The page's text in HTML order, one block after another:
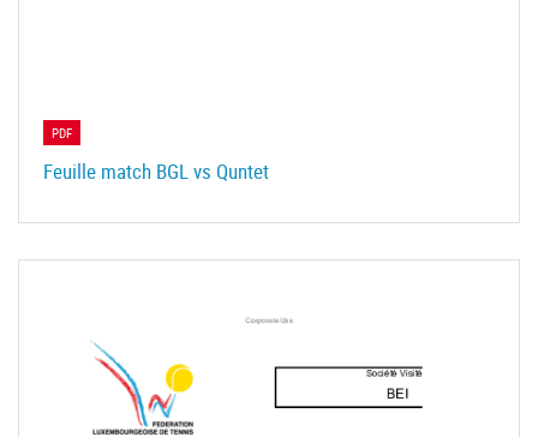
PDF
Feuille match BGL vs Quntet